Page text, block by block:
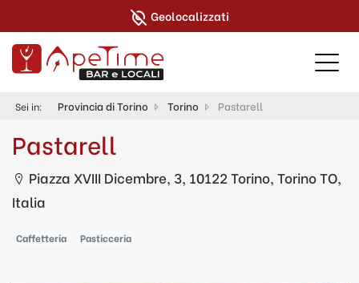
Geolocalizzati
Sei in: Provincia di Torino Torino Pastarell
Pastarell
Piazza XVIII Dicembre, 3, 10122 Torino, Torino TO,
Italia
Caffetteria Pasticceria